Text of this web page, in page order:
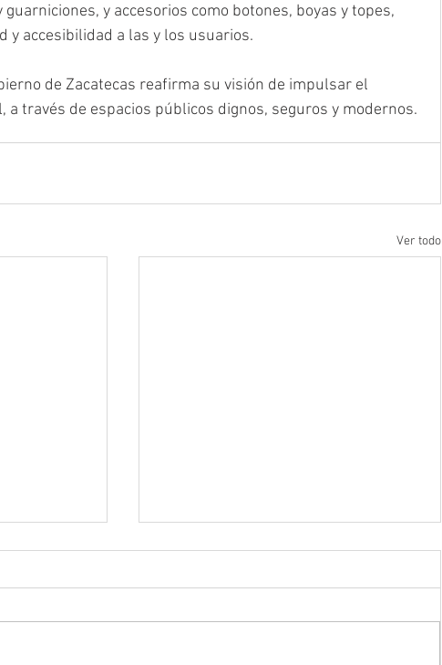
y accesorios como botones, boyas y topes,
y accesibilidad a las y los usuarios.
de Zacatecas reafirma su visión de impulsar el
a través de espacios públicos dignos, seguros y modernos.
Ver todo